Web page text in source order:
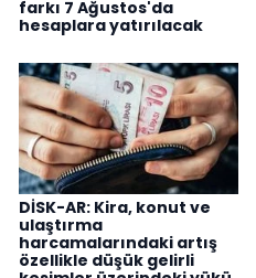
farkı 7 Ağustos'da
hesaplara yatırılacak
DİSK-AR: Kira, konut ve
ulaştırma
harcamalarındaki artış
özellikle düşük gelirli